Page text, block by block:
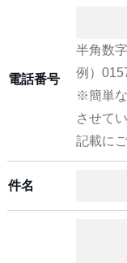
電話番号
半角数
例）
※簡単
させて
記載に
件名